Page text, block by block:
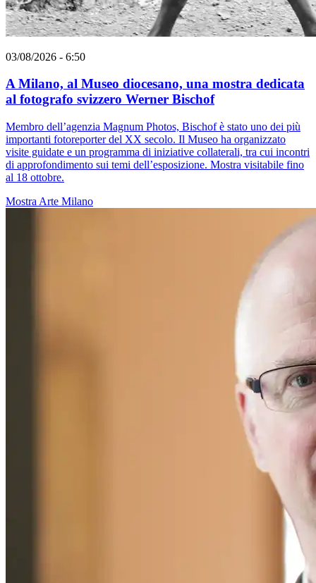
03/08/2026 - 6:50
A Milano, al Museo diocesano, una mostra dedicata
al fotografo svizzero Werner Bischof
Membro dell’agenzia Magnum Photos, Bischof è stato uno dei più
importanti fotoreporter del XX secolo. Il Museo ha organizzato
visite guidate e un programma di iniziative collaterali, tra cui incontri
di approfondimento sui temi dell’esposizione. Mostra visitabile fino
al 18 ottobre.
Mostra Arte Milano